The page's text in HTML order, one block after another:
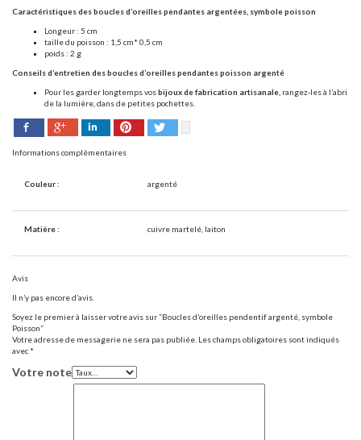
Caractéristiquesdes boucles d’oreilles pendantes argentées, symbole poisson
Longeur : 5 cm
taille du poisson : 1,5 cm* 0,5 cm
poids : 2 g
Conseils d’entretien des boucles d’oreilles pendantes poisson argenté
Pour les garder longtemps vosbijoux de fabrication artisanale rangez-les à l’abri
de la lumière, dans de petites pochettes.
Facebook Google+ LinkedIn Pinterest
Informations complémentaires
Couleur : argenté
Matière : cuivre martelé, laiton
Avis
Il n’y pas encore d’avis.
Soyez le premier à laisser votre avis sur “Boucles d’oreilles pendentif argenté, symbole
Poisson”
Votre adresse de messagerie ne sera pas publiée. Les champs obligatoires sont indiqués
avec *
Votre note